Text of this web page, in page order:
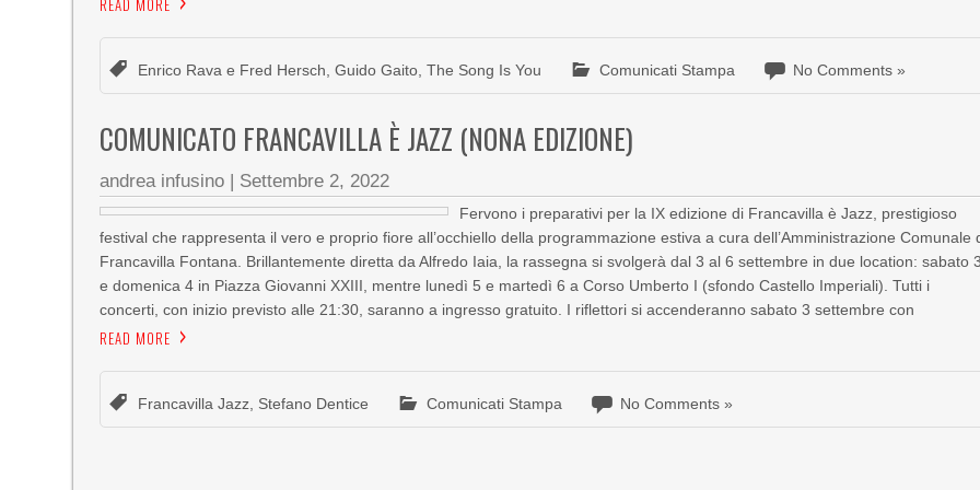
READ MORE
Enrico Rava e Fred Hersch ,Guido Gaito ,The Song Is You Comunicati Stampa No Comments »
COMUNICATO FRANCAVILLA È JAZZ (NONA EDIZIONE)
andrea infusino | Settembre 2, 2022
Fervono i preparativi per la IX edizione di Francavilla è Jazz, prestigioso
festival che rappresenta il vero e proprio fiore all’occhiello della programmazione estiva a cura dell’Amministrazione Comunale
Francavilla Fontana. Brillantemente diretta da Alfredo Iaia, la rassegna si svolgerà dal 3 al 6 settembre in due location: sabato
e domenica 4 in Piazza Giovanni XXIII, mentre lunedì 5 e martedì 6 a Corso Umberto I (sfondo Castello Imperiali). Tutti i
concerti, con inizio previsto alle 21:30, saranno a ingresso gratuito. I riflettori si accenderanno sabato 3 settembre con
READ MORE
Francavilla Jazz Stefano Dentice Comunicati Stampa No Comments »